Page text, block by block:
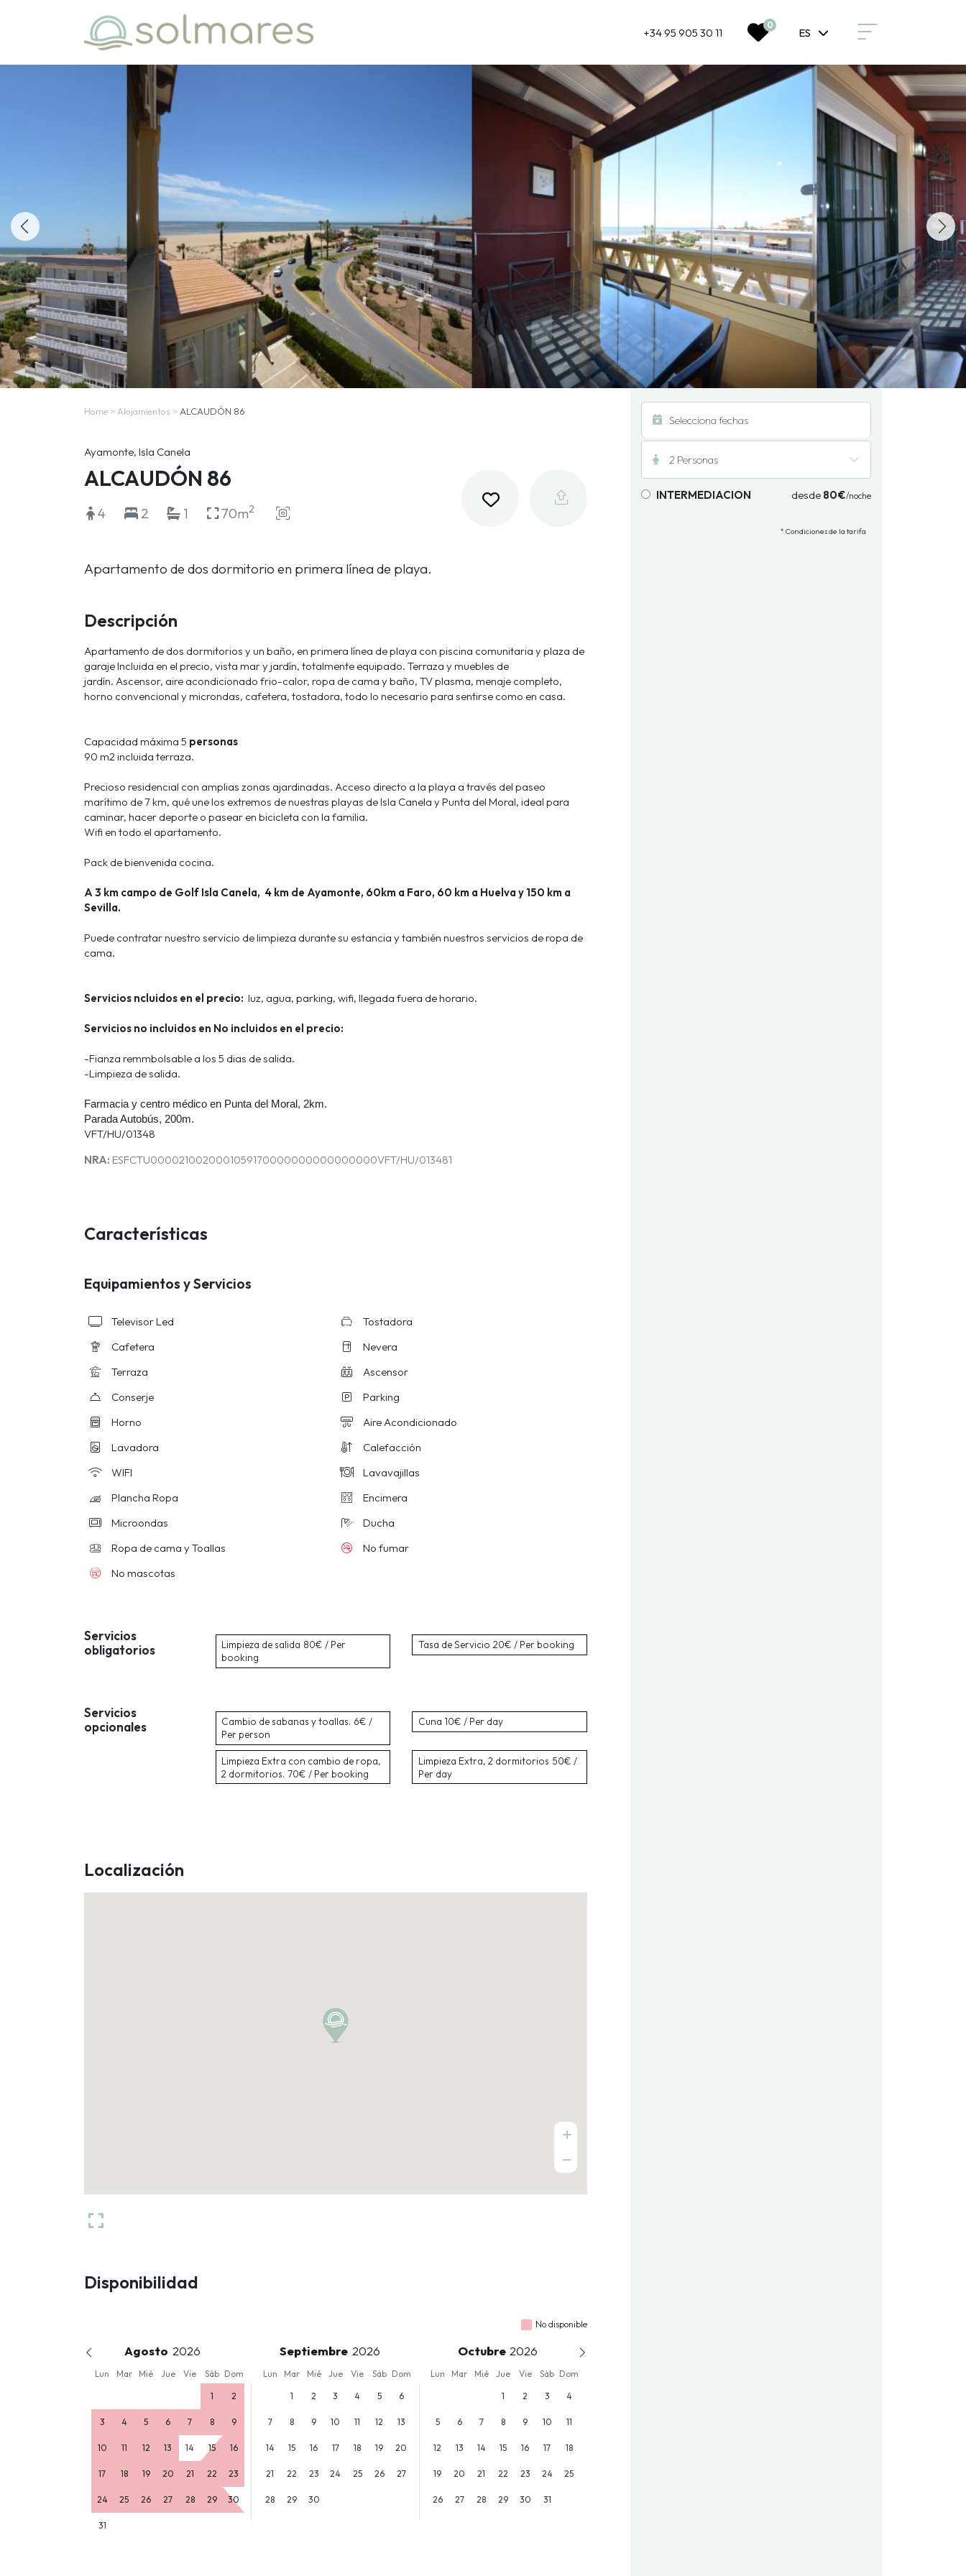
+34 95 905 30 11
0
ES
Home > Alojamientos > ALCAUDÓN 86
Ayamonte, Isla Canela
ALCAUDÓN 86
4 2 1 70m2
Apartamento de dos dormitorio en primera línea de playa.
Descripción
Apartamento de dos dormitorios y un baño, en primera línea de playa con piscina comunitaria y plaza de
garaje Incluida en el precio, vista mar y jardín, totalmente equipado. Terraza y muebles de
jardín. Ascensor, aire acondicionado frio-calor, ropa de cama y baño, TV plasma, menaje completo,
horno convencional y microndas, cafetera, tostadora, todo lo necesario para sentirse como en casa.
Capacidad máxima 5 personas
90 m2 incluida terraza.
Precioso residencial con amplias zonas ajardinadas. Acceso directo a la playa a través del paseo
marítimo de 7 km, qué une los extremos de nuestras playas de Isla Canela y Punta del Moral, ideal para
caminar, hacer deporte o pasear en bicicleta con la familia.
Wifi en todo el apartamento.
Pack de bienvenida cocina.
A 3 km campo de Golf Isla Canela, 4 km de Ayamonte, 60km a Faro, 60 km a Huelva y 150 km a
Sevilla.
Puede contratar nuestro servicio de limpieza durante su estancia y también nuestros servicios de ropa de
cama.
Servicios ncluidos en el precio: luz, agua, parking, wifi, llegada fuera de horario.
Servicios no incluidos en No incluidos en el precio:
-Fianza remmbolsable a los 5 dias de salida.
-Limpieza de salida.
Farmacia y centro médico en Punta del Moral, 2km.
Parada Autobús, 200m.
VFT/HU/01348
NRA: ESFCTU0000210020001059170000000000000000VFT/HU/013481
Características
Equipamientos y Servicios
Televisor Led
Tostadora
Cafetera
Nevera
Terraza
Ascensor
Conserje
Parking
Horno
Aire Acondicionado
Lavadora
Calefacción
WIFI
Lavavajillas
Plancha Ropa
Encimera
Microondas
Ducha
Ropa de cama y Toallas
No fumar
No mascotas
Servicios
obligatorios
Limpieza de salida 80€ / Per
booking
Tasa de Servicio 20€ / Per booking
Servicios
opcionales
Cambio de sabanas y toallas. 6€ /
Per person
Cuna 10€ / Per day
Limpieza Extra con cambio de ropa,
2 dormitorios. 70€ / Per booking
Limpieza Extra, 2 dormitorios 50€ /
Per day
Localización
Disponibilidad
No disponible
Agosto Septiembre Octubre
Lun Mar Mié Jue Vie Sáb Dom Lun Mar Mié Jue Vie Sáb Dom Lun Mar Mié Jue Vie Sáb Dom
1 2
3 4 5 6 7 8 9
10 11 12 13 14 15 16
17 18 19 20 21 22 23
24 25 26 27 28 29 30
31
1 2 3 4 5 6
7 8 9 10 11 12 13
14 15 16 17 18 19 20
21 22 23 24 25 26 27
28 29 30
1 2 3 4
5 6 7 8 9 10 11
12 13 14 15 16 17 18
19 20 21 22 23 24 25
26 27 28 29 30 31
2 Personas
INTERMEDIACION desde 80€/noche
* Condiciones de la tarifa